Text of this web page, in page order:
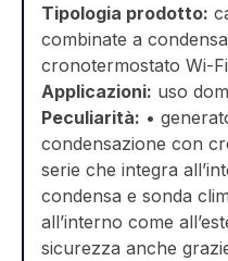
Tipologia prodotto:
combinate a
cronotermostato Wi-
Applicazioni: uso
Peculiarità: •
condensazione con
serie che integra
condensa e sonda
all’interno come
sicurezza anche